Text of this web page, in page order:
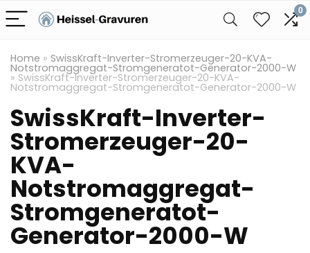
0
Home » SwissKraft-Inverter-Stromerzeuger-20-KVA-
Notstromaggregat-Stromgeneratot-Generator-2000-W
» SwissKraft-Inverter-Stromerzeuger-20-KVA-
Notstromaggregat-Stromgeneratot-Generator-2000-W
SwissKraft-Inverter-
Stromerzeuger-20-
KVA-
Notstromaggregat-
Stromgeneratot-
Generator-2000-W